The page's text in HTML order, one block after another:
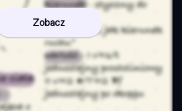
Zobacz